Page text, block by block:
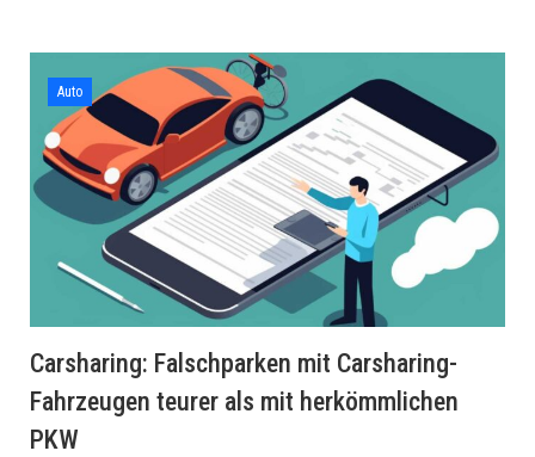
Auto
Carsharing: Falschparken mit Carsharing-
Fahrzeugen teurer als mit herkömmlichen
PKW